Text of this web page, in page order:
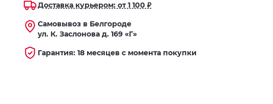
Доставка курьером: от 1 100 ₽
Самовывоз в Белгороде
ул. К. Заслонова д. 169 «Г»
Гарантия: 18 месяцев с момента покупки